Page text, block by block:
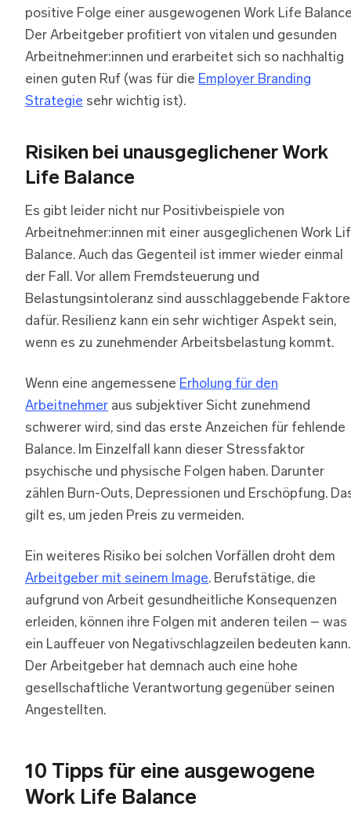
positive Folge einer ausgewogenen Work Life
Der Arbeitgeber profitiert von vitalen und gesunden
Arbeitnehmer:innen und erarbeitet sich so nachhaltig
einen guten Ruf (was für die Employer Branding
Strategie sehr wichtig ist).
Risiken bei unausgeglichener Work
Life Balance
Es gibt leider nicht nur Positivbeispiele von
Arbeitnehmer:innen mit einer ausgeglichenen Work
Balance. Auch das Gegenteil ist immer wieder einmal
der Fall. Vor allem Fremdsteuerung und
Belastungsintoleranz sind ausschlaggebende
dafür. Resilienz kann ein sehr wichtiger Aspekt sein,
wenn es zu zunehmender Arbeitsbelastung kommt.
Wenn eine angemessene Erholung für den
Arbeitnehmer aus subjektiver Sicht zunehmend
schwerer wird, sind das erste Anzeichen für fehlende
Balance. Im Einzelfall kann dieser Stressfaktor
psychische und physische Folgen haben. Darunter
zählen Burn-Outs, Depressionen und Erschöpfung.
gilt es, um jeden Preis zu vermeiden.
Ein weiteres Risiko bei solchen Vorfällen droht dem
Arbeitgeber mit seinem Image. Berufstätige, die
aufgrund von Arbeit gesundheitliche Konsequenzen
erleiden, können ihre Folgen mit anderen teilen – was
ein Lauffeuer von Negativschlagzeilen bedeuten kann.
Der Arbeitgeber hat demnach auch eine hohe
gesellschaftliche Verantwortung gegenüber seinen
Angestellten.
10 Tipps für eine ausgewogene
Work Life Balance